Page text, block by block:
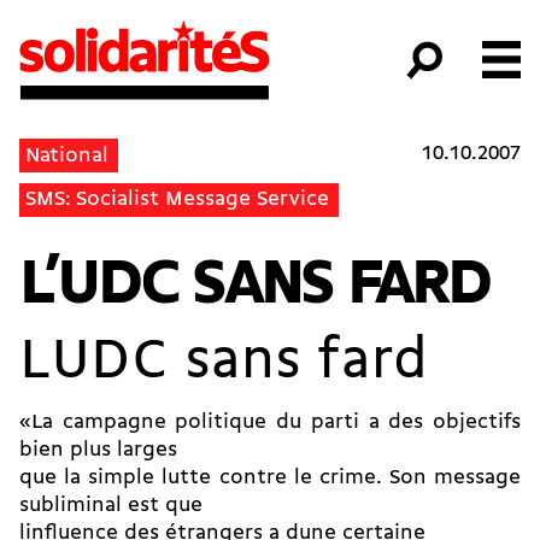
National
SMS: Socialist Message Service
10.10.2007
L’UDC SANS FARD
LUDC sans fard
«La campagne politique du parti a des objectifs
bien plus larges
que la simple lutte contre le crime. Son message
subliminal est que
linfluence des étrangers a dune certaine